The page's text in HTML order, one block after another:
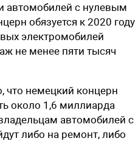
автомобилей с нулевым
обязуется к 2020 году
электромобилей
не менее пяти тысяч
что немецкий концерн
около 1,6 миллиарда
автомобилей с
либо на ремонт, либо